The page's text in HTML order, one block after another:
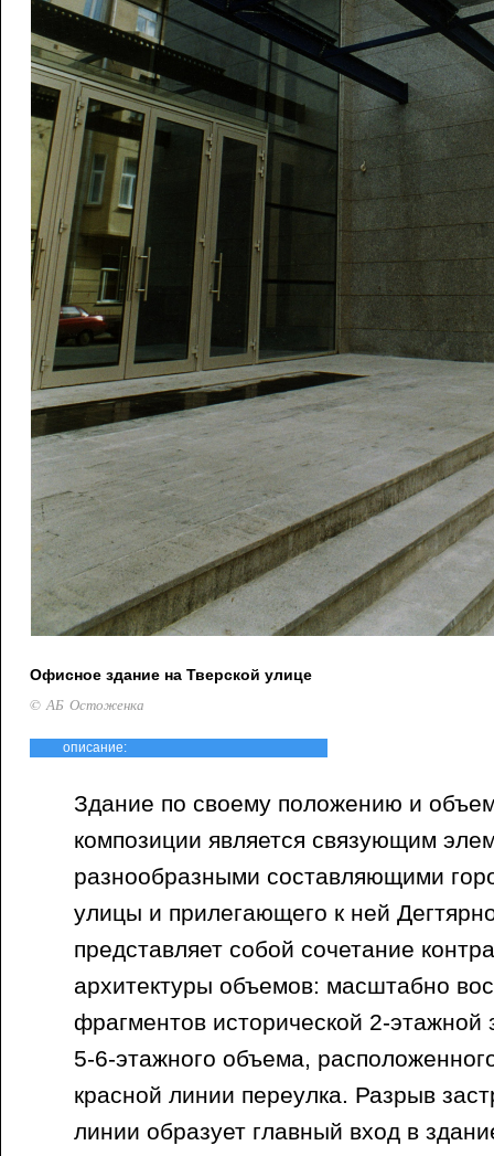
Офисное здание на Тверской улице
© АБ Остоженка
описание:
Здание по своему положению и
композиции является связующим
разнообразными составляющими
улицы и прилегающего к ней
представляет собой сочетание
архитектуры объемов: масштабно
фрагментов исторической 2-этажной
5-6-этажного объема,
красной линии переулка. Разрыв
линии образует главный вход в